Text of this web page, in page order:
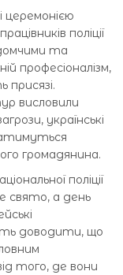
поліції
та
професіоналізм,
присязі.
висловили
українські
громадянина.
поліції
свято, а день
доводити, що
того, де вони